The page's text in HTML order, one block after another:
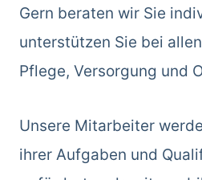
Gern beraten wir Sie
unterstützen Sie bei
Pflege, Versorgung und
Unsere Mitarbeiter
ihrer Aufgaben und